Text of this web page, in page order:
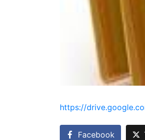
https://
Facebook